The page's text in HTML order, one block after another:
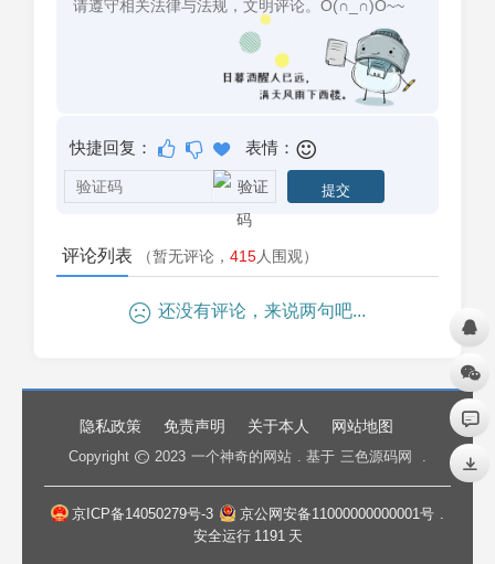
快捷回复： 表情：
评论列表 （暂无评论， 415人围观）
还没有评论，来说两句吧...
隐私政策 免责声明 关于本人 网站地图
Copyright 2023 一个神奇的网站 . 基于 三色源码网 .
京ICP备14050279号-3 京公网安备11000000000001号
安全运行 1191 天